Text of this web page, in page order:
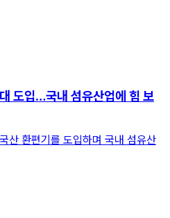
도입…국내 섬유산업에 힘 보
산 환편기를 도입하며 국내 섬유산